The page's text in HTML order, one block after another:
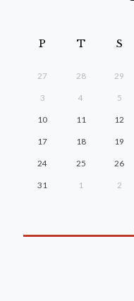
P T S
27 28 29
3 4 5
10 11 12
17 18 19
24 25 26
31 1 2